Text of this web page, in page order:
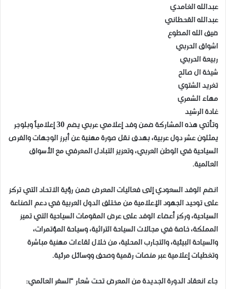
عبدالله الغامدي
عبدالله القحطاني
ضيف الله المطوع
اشواق الحربي
ربيعة الحربي
شيخة ال صالح
تغريد الشتوي
مهاء الشمري
غادة الرشيد
وتأتي هذه المشاركة ضمن وفد إعلامي عربي يضم 30 إعلامياً وبلوجر
يمثلون عشر دول عربية، بهدف نقل صورة مهنية عن أبرز الوجهات والفرص
السياحية في الوطن العربي، وتعزيز التبادل المعرفي مع الأسواق
العالمية.
انضم الوفد السعودي إلى فعاليات المعرض ضمن رؤية الاتحاد التي تركز
على توحيد الجهود الإعلامية من مختلف الدول العربية في دعم الصناعة
السياحية، وركز أعضاء الوفد على عرض المقومات السياحية التي تميز
المملكة، خاصة في مجالات السياحة التراثية، وسياحة المؤتمرات،
والسياحة البيئية، والتجارب المحلية، من خلال لقاءات مهنية مباشرة
وتغطيات إعلامية عبر منصات رقمية وصحف ووسائل مرئية.
جاء انعقاد الدورة الجديدة من المعرض تحت شعار “السفر العالمي: